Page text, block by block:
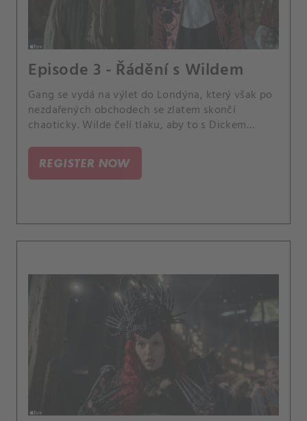
Episode 3 - Řádění s Wildem
Gang se vydá na výlet do Londýna, který však po
nezdařených obchodech se zlatem skončí
chaoticky. Wilde čelí tlaku, aby to s Dickem
REGISTER NOW